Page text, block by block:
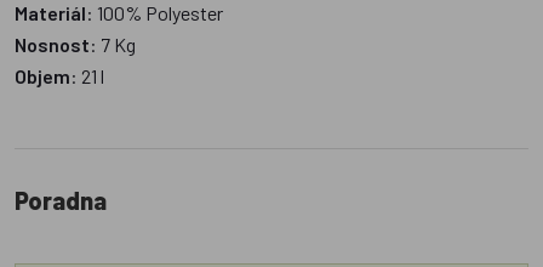
Materiál: 100% Polyester
Nosnost: 7 Kg
Objem: 21 l
Poradna